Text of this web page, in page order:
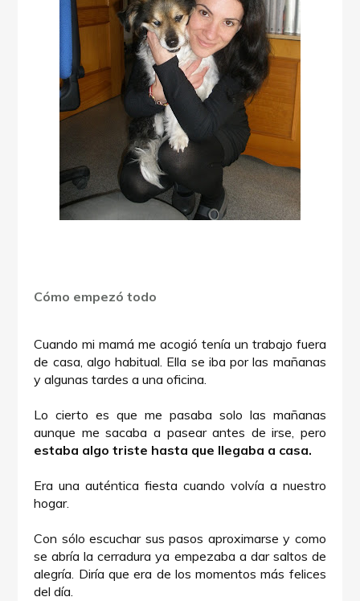
Cómo empezó todo
Cuando mi mamá me acogió tenía un trabajo fuera
de casa, algo habitual. Ella se iba por las mañanas
y algunas tardes a una oficina.
Lo cierto es que me pasaba solo las mañanas
aunque me sacaba a pasear antes de irse, pero
estaba algo triste hasta que llegaba a casa.
Era una auténtica fiesta cuando volvía a nuestro
hogar.
Con sólo escuchar sus pasos aproximarse y como
se abría la cerradura ya empezaba a dar saltos de
alegría. Diría que era de los momentos más felices
del día.